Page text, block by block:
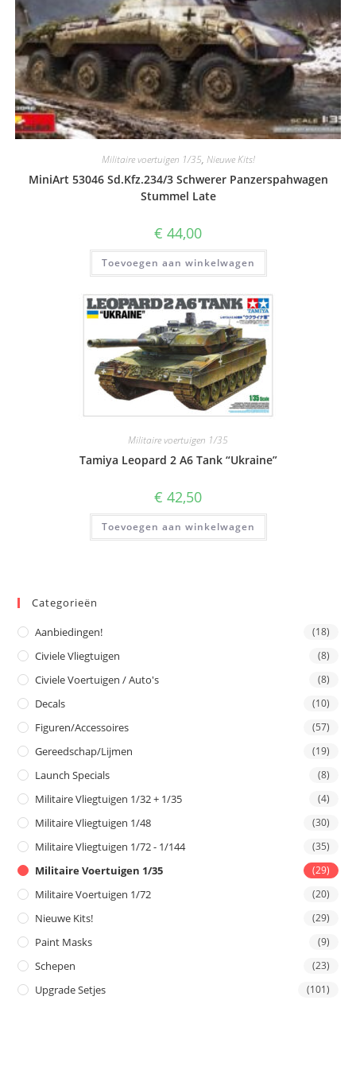
Militaire voertuigen 1/35, Nieuwe Kits!
MiniArt 53046 Sd.Kfz.234/3 Schwerer Panzerspahwagen
Stummel Late
€ 44,00
Toevoegen aan winkelwagen
Militaire voertuigen 1/35
Tamiya Leopard 2 A6 Tank “Ukraine”
€ 42,50
Toevoegen aan winkelwagen
Categorieën
Aanbiedingen! (18)
Civiele Vliegtuigen (8)
Civiele Voertuigen / Auto's (8)
Decals (10)
Figuren/Accessoires (57)
Gereedschap/Lijmen (19)
Launch Specials (8)
Militaire Vliegtuigen 1/32 + 1/35 (4)
Militaire Vliegtuigen 1/48 (30)
Militaire Vliegtuigen 1/72 - 1/144 (35)
Militaire Voertuigen 1/35 (29)
Militaire Voertuigen 1/72 (20)
Nieuwe Kits! (29)
Paint Masks (9)
Schepen (23)
Upgrade Setjes (101)